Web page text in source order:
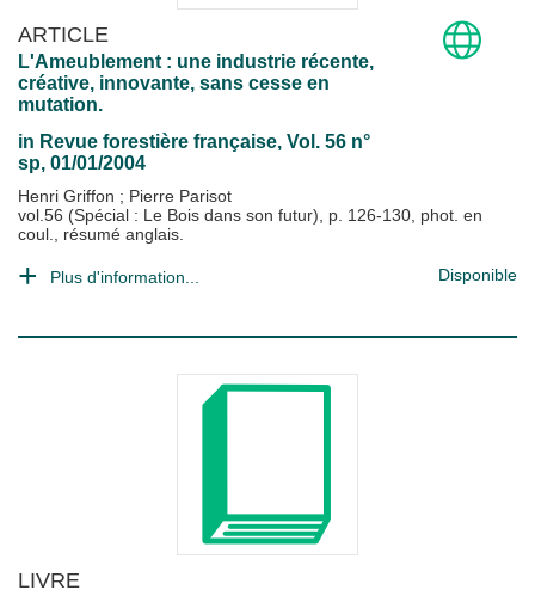
ARTICLE
L'Ameublement : une industrie récente,
créative, innovante, sans cesse en
mutation.
in Revue forestière française, Vol. 56 n°
sp, 01/01/2004
Henri Griffon ; Pierre Parisot
vol.56 (Spécial : Le Bois dans son futur), p. 126-130, phot. en
coul., résumé anglais.
Plus d'information... Disponible
LIVRE